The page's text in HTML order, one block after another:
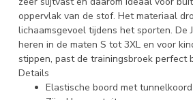
oppervlak van de stof. Het materiaal
lichaamsgevoel tijdens het sporten. De
heren in de maten S tot 3XL en voor
stippen, past de trainingsbroek perfect
Details
Elastische boord met tunnelkoord